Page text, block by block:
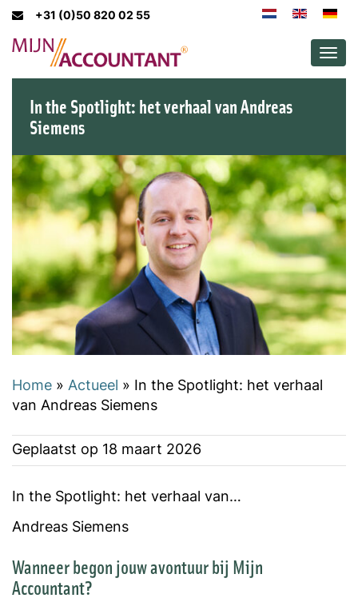
+31 (0)50 820 02 55
In the Spotlight: het verhaal van Andreas
Siemens
Home » Actueel » In the Spotlight: het verhaal
van Andreas Siemens
Geplaatst op 18 maart 2026
In the Spotlight: het verhaal van…
Andreas Siemens
Wanneer begon jouw avontuur bij Mijn
Accountant?